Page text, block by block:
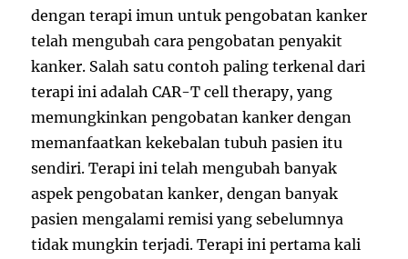
dengan terapi imun untuk pengobatan kanker
telah mengubah cara pengobatan penyakit
kanker. Salah satu contoh paling terkenal dari
terapi ini adalah CAR-T cell therapy, yang
memungkinkan pengobatan kanker dengan
memanfaatkan kekebalan tubuh pasien itu
sendiri. Terapi ini telah mengubah banyak
aspek pengobatan kanker, dengan banyak
pasien mengalami remisi yang sebelumnya
tidak mungkin terjadi. Terapi ini pertama kali